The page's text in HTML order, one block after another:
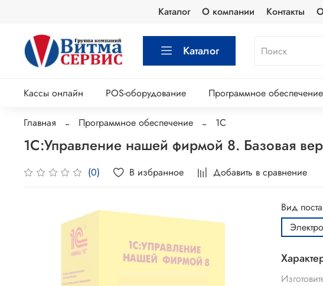
Каталог О компании Контакты
Каталог
Кассы онлайн POS-оборудование Программное обеспечение
Главная Программное обеспечение 1С
1С:Управление нашей фирмой 8. Базовая
(0) В избранное Добавить в сравнение
Вид